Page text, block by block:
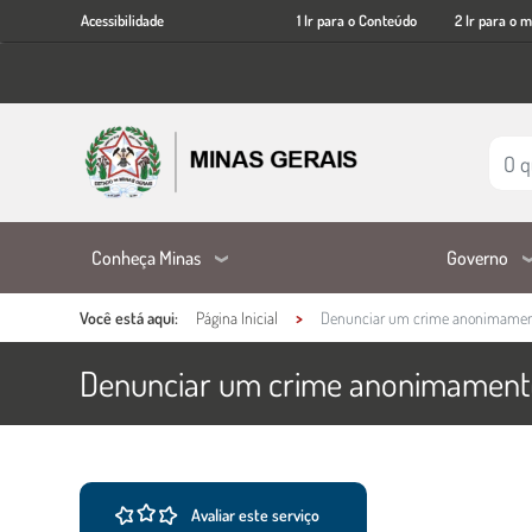
para
conteúdo
Acessibilidade
Acessibilidade 1 Ir para o Conteúdo 2 Ir para o
Conheça Minas Governo
Você está aqui: Página Inicial Denunciar um crime
Denunciar um crime
Conteúdo Principal
Ações e informações do
Avaliar este serviço